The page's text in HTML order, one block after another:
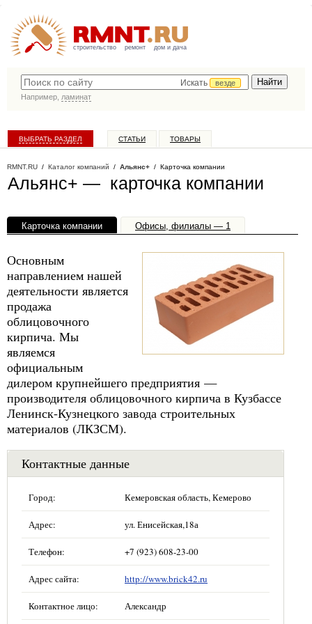
строительство ремонт дом и дача
Искать
везде
Например, ламинат
ВЫБРАТЬ РАЗДЕЛ СТАТЬИ ТОВАРЫ
RMNT.RU / Каталог компаний / Альянс+ / Карточка компании
Альянс+ — карточка компании
Карточка компании Офисы, филиалы — 1
Основным
направлением нашей
деятельности является
продажа
облицовочного
кирпича. Мы
являемся
официальным
дилером крупнейшего предприятия —
производителя облицовочного кирпича в Кузбассе
Ленинск-Кузнецкого завода строительных
материалов (ЛКЗСМ).
Контактные данные
Город: Кемеровская область, Кемерово
Адрес: ул. Енисейская,18а
Телефон: +7 (923) 608-23-00
Адрес сайта: http://www.brick42.ru
Контактное лицо: Александр